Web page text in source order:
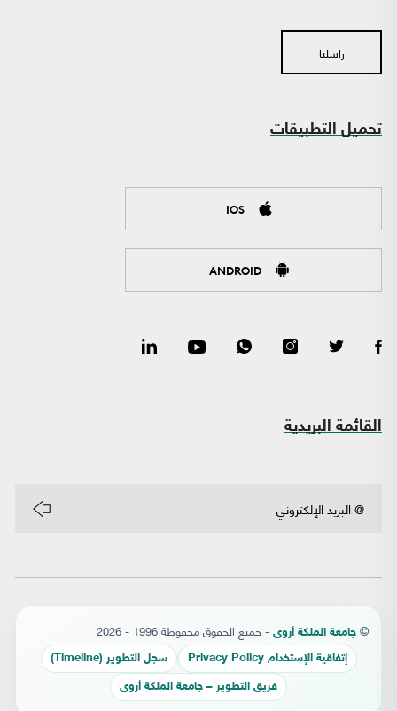
راسلنا
تحميل التطبيقات
IOS
ANDROID
القائمة البريدية
© جامعة الملكة أروى - جميع الحقوق محفوظة 1996 - 2026
إتفاقية الإستخدام Privacy Policy سجل التطوير (Timeline)
فريق التطوير – جامعة الملكة أروى